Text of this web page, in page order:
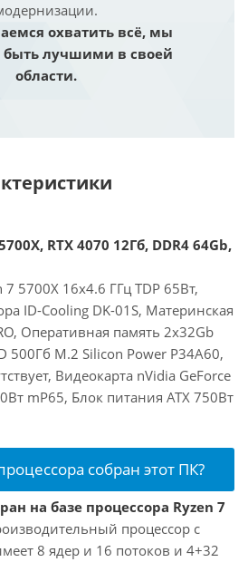
охватить всё, мы
быть лучшими в своей
области.
RTX 4070 12Гб, DDR4 64Gb,
5700X 16x4.6 ГГц TDP 65Вт,
ID-Cooling DK-01S, Материнская
Оперативная память 2x32Gb
500Гб M.2 Silicon Power P34A60,
Видеокарта nVidia GeForce
mP65, Блок питания ATX 750Вт
собран этот ПК?
на базе процессора Ryzen 7
процессор с
8 ядер и 16 потоков и 4+32